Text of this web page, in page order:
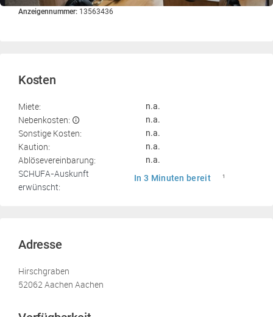
Anzeigennummer: 13563436
Kosten
Miete: n.a.
Nebenkosten: n.a.
Sonstige Kosten: n.a.
Kaution: n.a.
Ablösevereinbarung: n.a.
SCHUFA-Auskunft
erwünscht:
In 3 Minuten bereit 1
Adresse
Hirschgraben
52062 Aachen Aachen